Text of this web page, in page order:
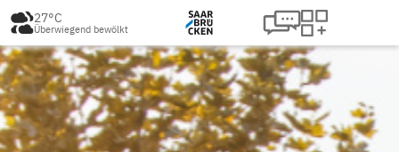
27°C
Überwiegend bewölkt